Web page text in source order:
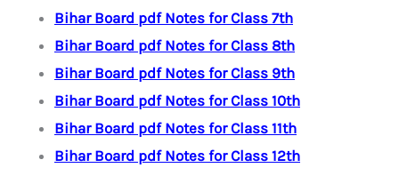
Bihar Board pdf Notes for Class 7th
Bihar Board pdf Notes for Class 8th
Bihar Board pdf Notes for Class 9th
Bihar Board pdf Notes for Class 10th
Bihar Board pdf Notes for Class 11th
Bihar Board pdf Notes for Class 12th